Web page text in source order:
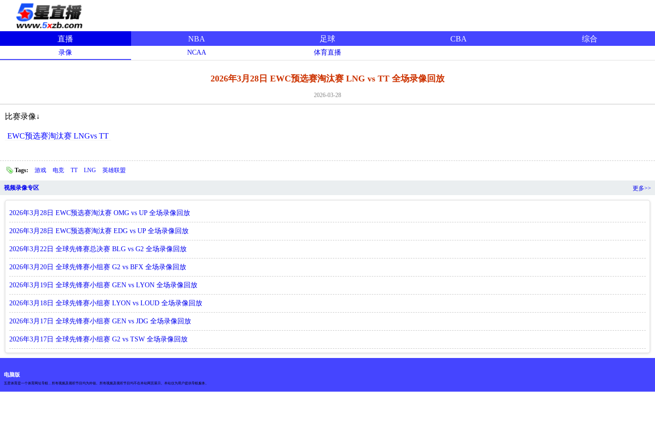
直播 NBA 足球 CBA 综合
录像 NCAA 体育直播
2026年3月28日 EWC预选赛淘汰赛 LNG vs TT 全场录像回放
2026-03-28
比赛录像↓
EWC预选赛淘汰赛 LNGvs TT
Tags: 游戏 电竞 TT LNG 英雄联盟
视频录像专区 更多>>
2026年3月28日 EWC预选赛淘汰赛 OMG vs UP 全场录像回放
2026年3月28日 EWC预选赛淘汰赛 EDG vs UP 全场录像回放
2026年3月22日 全球先锋赛总决赛 BLG vs G2 全场录像回放
2026年3月20日 全球先锋赛小组赛 G2 vs BFX 全场录像回放
2026年3月19日 全球先锋赛小组赛 GEN vs LYON 全场录像回放
2026年3月18日 全球先锋赛小组赛 LYON vs LOUD 全场录像回放
2026年3月17日 全球先锋赛小组赛 GEN vs JDG 全场录像回放
2026年3月17日 全球先锋赛小组赛 G2 vs TSW 全场录像回放
电脑版
五星体育是一个体育网址导航，所有视频及视听节目均为外链。所有视频及视听节目均不在本站网页展示。本站仅为用户提供导航服务。